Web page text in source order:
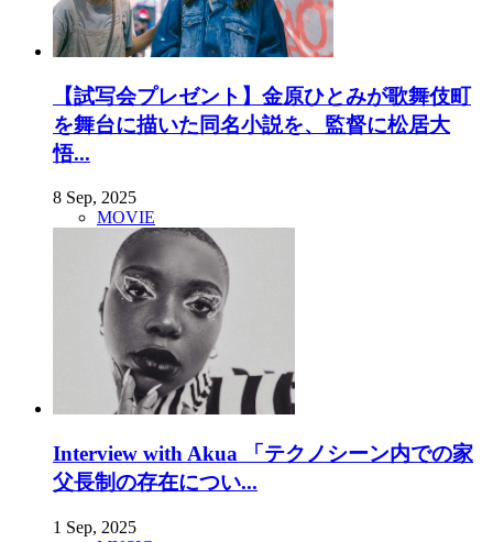
【試写会プレゼント】金原ひとみが歌舞伎町
を舞台に描いた同名小説を、監督に松居大
悟...
8 Sep, 2025
MOVIE
Interview with Akua 「テクノシーン内での家
父長制の存在につい...
1 Sep, 2025